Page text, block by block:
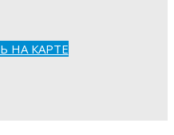
НА КАРТЕ